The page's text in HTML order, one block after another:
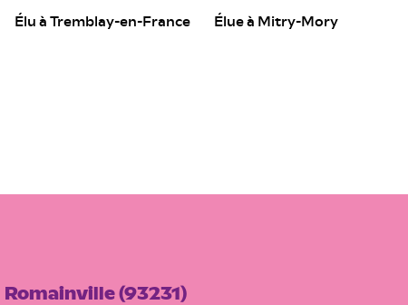
Élu à Tremblay-en-France Élue à Mitry-Mory
Romainville (93231)